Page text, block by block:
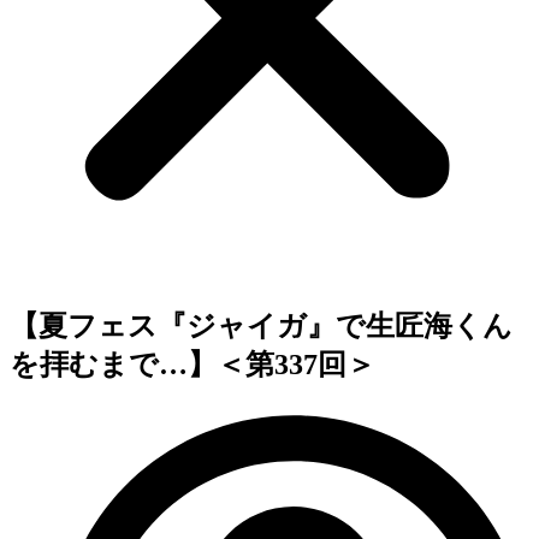
【夏フェス『ジャイガ』で生匠海くん
を拝むまで…】＜第337回＞